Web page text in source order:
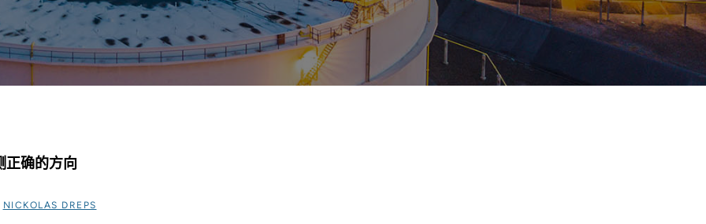
正确的方向
NICKOLAS DREPS